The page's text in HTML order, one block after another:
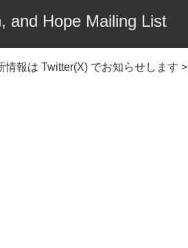
and Hope Mailing List
情報は Twitter(X) でお知らせします >